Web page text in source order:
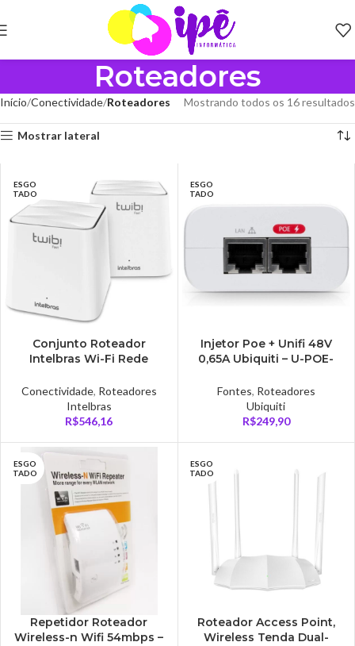
Roteadores
Início Conectividade Roteadores Mostrando todos os 16 resultados
Mostrar lateral
ESGO
TADO
Conjunto Roteador
Intelbras Wi-Fi Rede
Band, Bivolt – 310
Conectividade, Roteadores
Intelbras
R$546,16
ESGO
TADO
Injetor Poe + Unifi 48V
0,65A Ubiquiti – U-POE-
Fontes, Roteadores
Ubiquiti
R$249,90
ESGO
TADO
Repetidor Roteador
Wireless-n Wifi 54mbps –
ESGO
TADO
Roteador Access Point,
Wireless Tenda Dual-